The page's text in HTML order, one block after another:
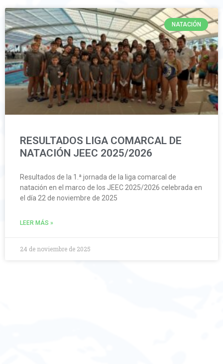
NATACIÓN
RESULTADOS LIGA COMARCAL DE
NATACIÓN JEEC 2025/2026
Resultados de la 1.ª jornada de la liga comarcal de
natación en el marco de los JEEC 2025/2026 celebrada en
el día 22 de noviembre de 2025
LEER MÁS »
24 de noviembre de 2025